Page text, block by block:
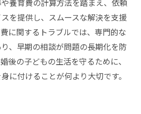
養育費の計算方法を踏まえ、依頼
を提供し、スムースな解決を支援
に関するトラブルでは、専門的な
、早期の相談が問題の長期化を防
後の子どもの生活を守るために、
に付けることが何より大切です。